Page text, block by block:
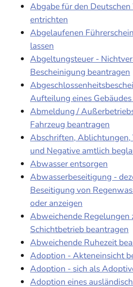
Abgabe für den
entrichten
Abgelaufenen
lassen
Abgeltungsteuer -
Bescheinigung beantragen
Aufteilung eines
Abmeldung /
Fahrzeug beantragen
Abschriften,
und Negative amtlich
Abwasser entsorgen
Abwasserbeseitigung -
Beseitigung von
oder anzeigen
Abweichende Regelungen
Schichtbetrieb beantragen
Abweichende Ruhezeit
Adoption - Akteneinsicht
Adoption - sich als
Adoption eines